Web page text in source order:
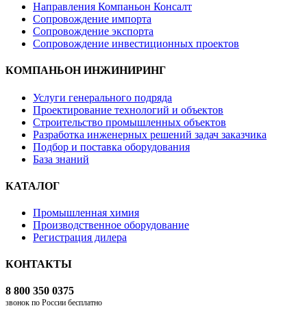
Направления Компаньон Консалт
Сопровождение импорта
Сопровождение экспорта
Сопровождение инвестиционных проектов
КОМПАНЬОН ИНЖИНИРИНГ
Услуги генерального подряда
Проектирование технологий и объектов
Строительство промышленных объектов
Разработка инженерных решений задач заказчика
Подбор и поставка оборудования
База знаний
КАТАЛОГ
Промышленная химия
Производственное оборудование
Регистрация дилера
КОНТАКТЫ
8 800 350 0375
звонок по России бесплатно